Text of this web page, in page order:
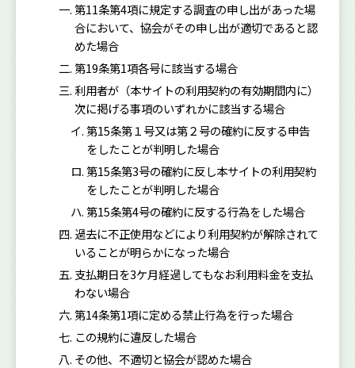
第11条第4項に規定する調査の申し出があった場
合において、協会がその申し出が適切であると認
めた場合
第19条第1項各号に該当する場合
利用者が（本サイトの利用契約の有効期間内に）
次に掲げる事項のいずれかに該当する場合
第15条第１号又は第２号の確約に反する申告
をしたことが判明した場合
第15条第3号の確約に反し本サイトの利用契約
をしたことが判明した場合
第15条第4号の確約に反する行為をした場合
過去に不正使用などにより利用契約が解除されて
いることが明らかになった場合
支払期日を3ケ月経過してもなお利用料金を支払
わない場合
第14条第1項に定める禁止行為を行った場合
この規約に違反した場合
その他、不適切と協会が認めた場合